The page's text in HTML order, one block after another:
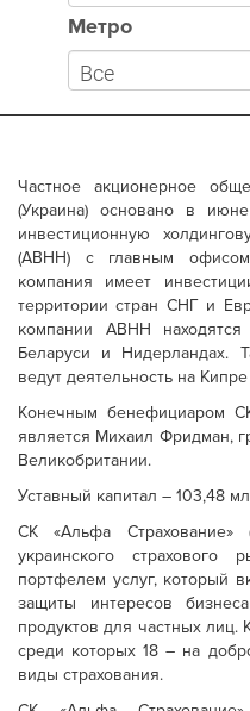
Метро
Частное акционерное
(Украина) основано в
инвестиционную
(ABHH) с главным
компания имеет
территории стран СНГ и
компании ABHH
Беларуси и Нидерландах.
ведут деятельность на
Конечным бенефициаром
является Михаил Фридман,
Великобритании.
Уставный капитал – 103,48
СК «Альфа
украинского страхового
портфелем услуг, который
защиты интересов
продуктов для частных
среди которых 18 – на
виды страхования.